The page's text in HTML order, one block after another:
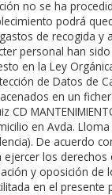
no se ha
podrá
de recogida y
personal han
en la Ley
de Datos de
en un
CD
en Avda.
De acuerdo
los derechos
y oposición de
en el presente